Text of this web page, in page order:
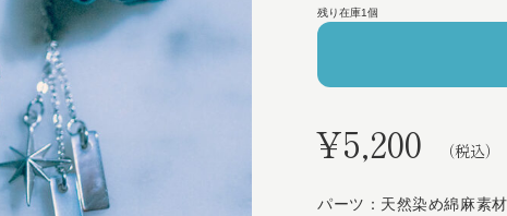
残り在庫1個
¥5,200 （税込）
パーツ：天然染め綿麻素